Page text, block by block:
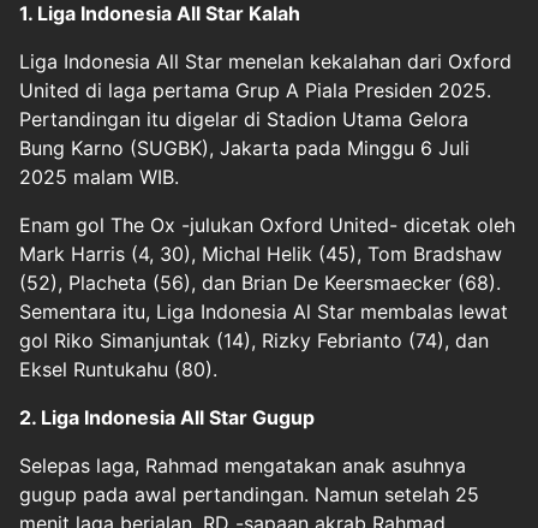
1. Liga Indonesia All Star Kalah
Liga Indonesia All Star menelan kekalahan dari Oxford
United di laga pertama Grup A Piala Presiden 2025.
Pertandingan itu digelar di Stadion Utama Gelora
Bung Karno (SUGBK), Jakarta pada Minggu 6 Juli
2025 malam WIB.
Enam gol The Ox -julukan Oxford United- dicetak oleh
Mark Harris (4, 30), Michal Helik (45), Tom Bradshaw
(52), Placheta (56), dan Brian De Keersmaecker (68).
Sementara itu, Liga Indonesia Al Star membalas lewat
gol Riko Simanjuntak (14), Rizky Febrianto (74), dan
Eksel Runtukahu (80).
2. Liga Indonesia All Star Gugup
Selepas laga, Rahmad mengatakan anak asuhnya
gugup pada awal pertandingan. Namun setelah 25
menit laga berjalan, RD -sapaan akrab Rahmad